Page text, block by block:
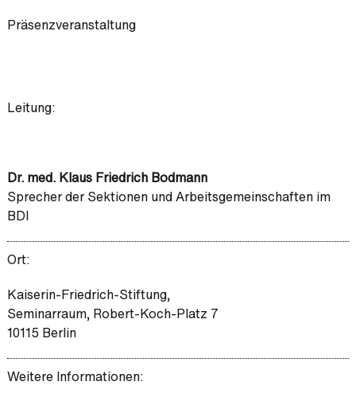
Präsenzveranstaltung
Leitung:
Dr. med. Klaus Friedrich Bodmann
Sprecher der Sektionen und Arbeitsgemeinschaften im
BDI
Ort:
Kaiserin-Friedrich-Stiftung,
Seminarraum, Robert-Koch-Platz 7
10115 Berlin
Weitere Informationen: